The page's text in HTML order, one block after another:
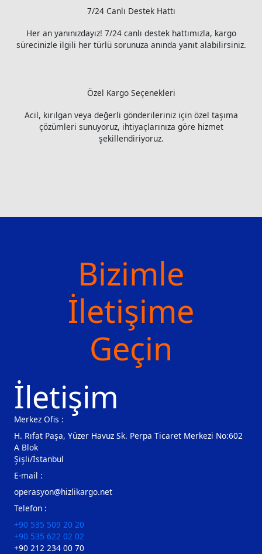
7/24 Canlı Destek Hattı
Her an yanınızdayız! 7/24 canlı destek hattımızla, kargo
sürecinizle ilgili her türlü sorunuza anında yanıt alabilirsiniz.
Özel Kargo Seçenekleri
Acil, kırılgan veya değerli gönderileriniz için özel taşıma
çözümleri sunuyoruz, ihtiyaçlarınıza göre hizmet
şekillendiriyoruz.
Bizimle
İletişime
Geçin
İletişim
Merkez Ofis :
H. Rıfat Paşa, Yüzer Havuz Sk. Perpa Ticaret Merkezi No:602
A Blok
Şişli/İstanbul
E-mail :
operasyon@hizlikargo.net
Telefon :
+90 535 509 20 20
+90 535 622 02 02
+90 212 234 00 70